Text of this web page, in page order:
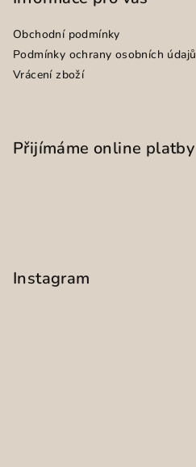
Obchodní podmínky
Podmínky ochrany osobních údajů
Vrácení zboží
Přijímáme online platby
Instagram